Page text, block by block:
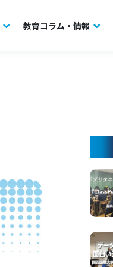
教育コラム・情報